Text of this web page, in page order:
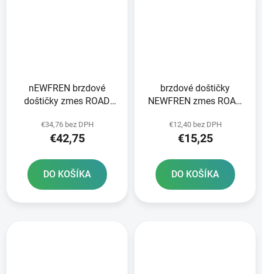
nEWFREN brzdové
doštičky zmes ROAD
ks v balení
€34,76 bez DPH
€42,75
DO KOŠÍKA
brzdové doštičky
NEWFREN zmes ROAD
v balení
€12,40 bez DPH
€15,25
DO KOŠÍKA